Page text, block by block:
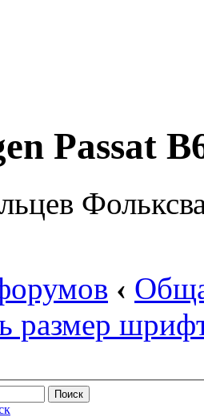
Passat
‹
размер